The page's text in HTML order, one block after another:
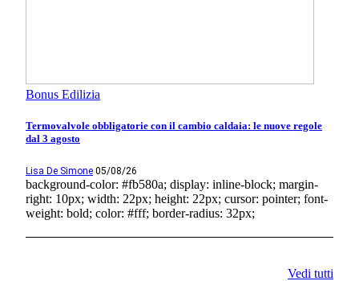
Bonus Edilizia
Termovalvole obbligatorie con il cambio caldaia: le nuove regole
dal 3 agosto
Lisa De Simone 05/08/26
background-color: #fb580a; display: inline-block; margin-
right: 10px; width: 22px; height: 22px; cursor: pointer; font-
weight: bold; color: #fff; border-radius: 32px;
Vedi tutti